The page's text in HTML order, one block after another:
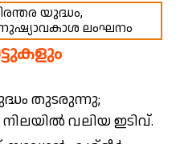
യുദ്ധം,
ലംഘനം
തുടരുന്നു;
വലിയ ഇടിവ്.